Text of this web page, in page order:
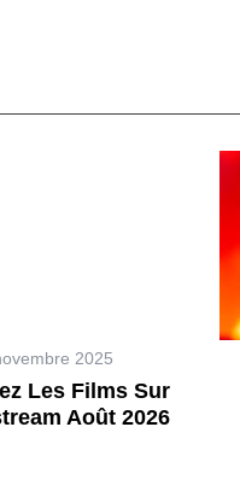
2025
Les Films Sur
Août 2026